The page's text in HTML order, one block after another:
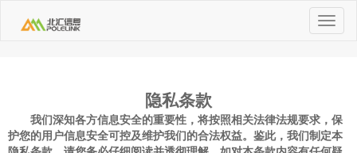
Toggle
隐私条款
我们深知各方信息安全的重要性，将按照相关法律法规要求，保
护您的用户信息安全可控及维护我们的合法权益。鉴此， 我们制定本